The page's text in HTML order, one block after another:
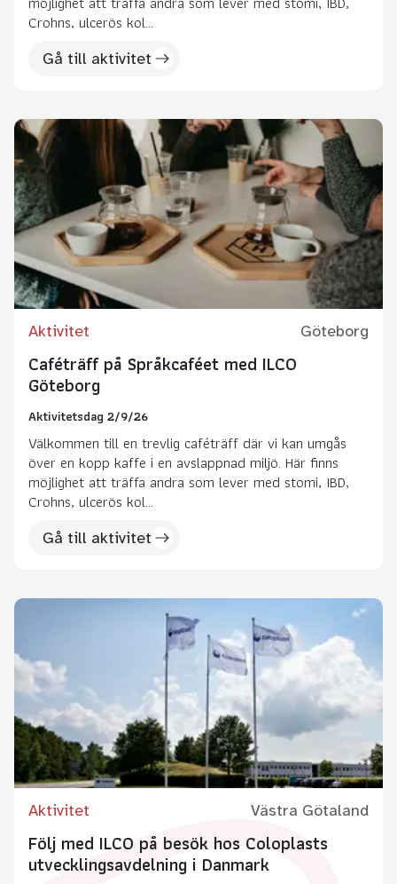
Crohns, ulcerös kol...
Gå till aktivitet
Aktivitet Göteborg
Caféträff på Språkcaféet med ILCO
Göteborg
Aktivitetsdag 2/9/26
Välkommen till en trevlig caféträff där vi kan umgås
över en kopp kaffe i en avslappnad miljö. Här finns
möjlighet att träffa andra som lever med stomi, IBD,
Crohns, ulcerös kol...
Gå till aktivitet
Aktivitet Västra Götaland
Följ med ILCO på besök hos Coloplasts
utvecklingsavdelning i Danmark